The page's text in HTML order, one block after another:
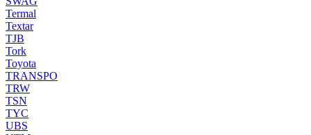
Termal
Textar
TJB
Tork
Toyota
TRANSPO
TRW
TSN
TYC
UBS